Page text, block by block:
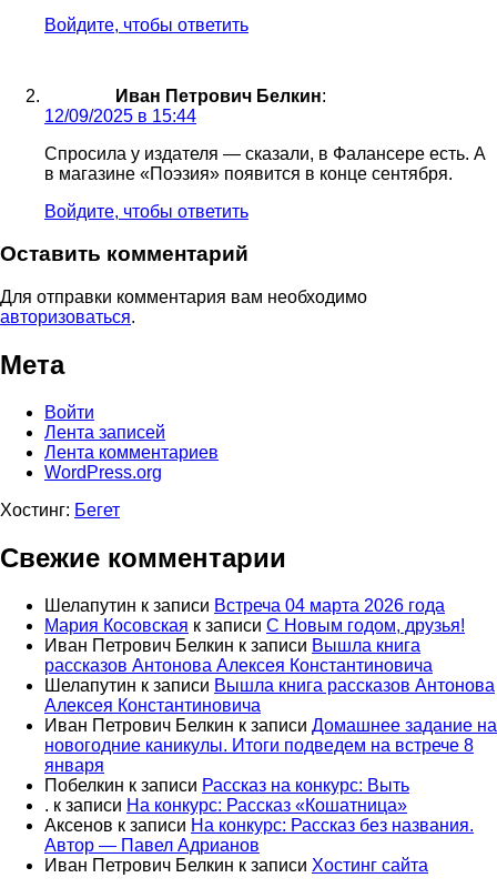
Войдите, чтобы ответить
Иван Петрович Белкин:
12/09/2025 в 15:44
Спросила у издателя — сказали, в Фалансере есть. А
в магазине «Поэзия» появится в конце сентября.
Войдите, чтобы ответить
Оставить комментарий
Для отправки комментария вам необходимо
авторизоваться.
Мета
Войти
Лента записей
Лента комментариев
WordPress.org
Хостинг: Бегет
Свежие комментарии
Шелапутин к записи Встреча 04 марта 2026 года
Мария Косовская к записи С Новым годом, друзья!
Иван Петрович Белкин к записи Вышла книга
рассказов Антонова Алексея Константиновича
Шелапутин к записи Вышла книга рассказов Антонова
Алексея Константиновича
Иван Петрович Белкин к записи Домашнее задание на
новогодние каникулы. Итоги подведем на встрече 8
января
Побелкин к записи Рассказ на конкурс: Выть
. к записи На конкурс: Рассказ «Кошатница»
Аксенов к записи На конкурс: Рассказ без названия.
Автор — Павел Адрианов
Иван Петрович Белкин к записи Хостинг сайта